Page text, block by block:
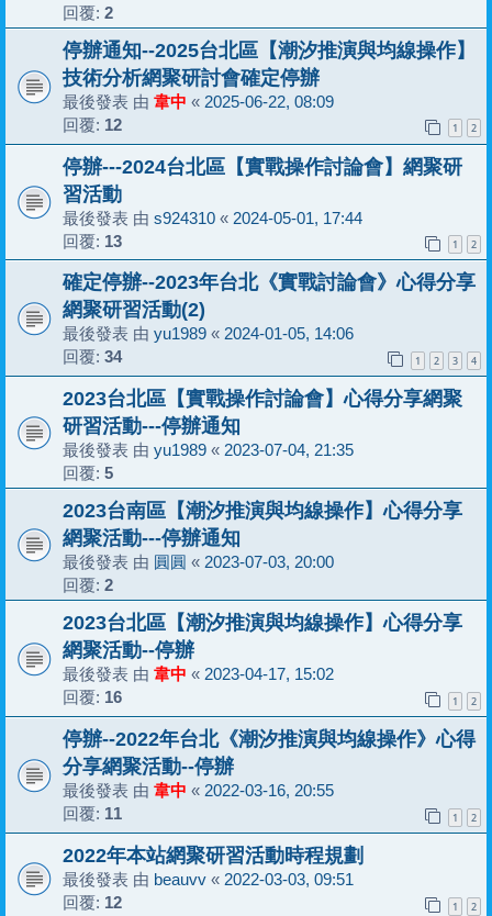
回覆: 2
停辦通知--2025台北區【潮汐推演與均線操作】
技術分析網聚研討會確定停辦
最後發表 由 韋中 « 2025-06-22, 08:09
回覆: 12 1 2
停辦---2024台北區【實戰操作討論會】網聚研
習活動
最後發表 由 s924310 « 2024-05-01, 17:44
回覆: 13 1 2
確定停辦--2023年台北《實戰討論會》心得分享
網聚研習活動(2)
最後發表 由 yu1989 « 2024-01-05, 14:06
回覆: 34 1 2 3 4
2023台北區【實戰操作討論會】心得分享網聚
研習活動---停辦通知
最後發表 由 yu1989 « 2023-07-04, 21:35
回覆: 5
2023台南區【潮汐推演與均線操作】心得分享
網聚活動---停辦通知
最後發表 由 圓圓 « 2023-07-03, 20:00
回覆: 2
2023台北區【潮汐推演與均線操作】心得分享
網聚活動--停辦
最後發表 由 韋中 « 2023-04-17, 15:02
回覆: 16 1 2
停辦--2022年台北《潮汐推演與均線操作》心得
分享網聚活動--停辦
最後發表 由 韋中 « 2022-03-16, 20:55
回覆: 11 1 2
2022年本站網聚研習活動時程規劃
最後發表 由 beauvv « 2022-03-03, 09:51
回覆: 12 1 2